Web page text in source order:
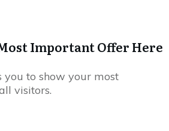
Important Offer Here
to show your most
visitors.